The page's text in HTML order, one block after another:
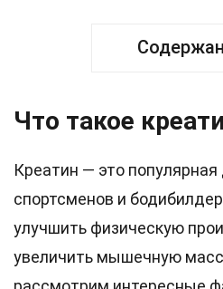
Что такое
Креатин — это
спортсменов и
улучшить физическую
увеличить мышечную